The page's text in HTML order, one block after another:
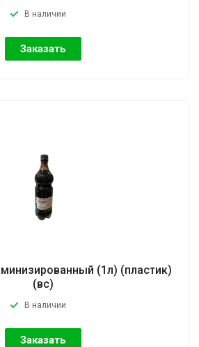
В наличии
Заказать
(1л) (пластик)
(вс)
В наличии
Заказать